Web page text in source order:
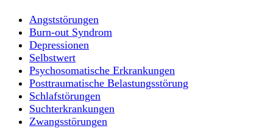
Angststörungen
Burn-out Syndrom
Depressionen
Selbstwert
Psychosomatische Erkrankungen
Posttraumatische Belastungsstörung
Schlafstörungen
Suchterkrankungen
Zwangsstörungen